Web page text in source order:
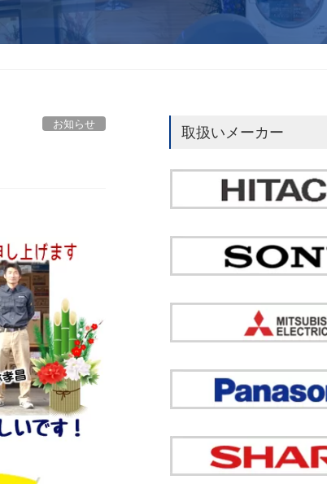
お知らせ
取扱いメーカー